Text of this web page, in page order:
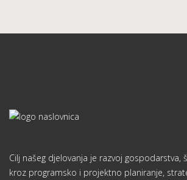
Cilj našeg djelovanja je razvoj gospodarstva,
kroz programsko i projektno planiranje,